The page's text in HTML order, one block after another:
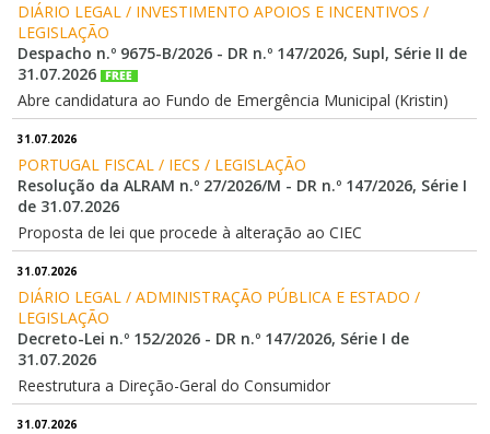
DIÁRIO LEGAL / INVESTIMENTO APOIOS E INCENTIVOS /
LEGISLAÇÃO
Despacho n.º 9675-B/2026 - DR n.º 147/2026, Supl, Série II de
31.07.2026
Abre candidatura ao Fundo de Emergência Municipal (Kristin)
31.07.2026
PORTUGAL FISCAL / IECS / LEGISLAÇÃO
Resolução da ALRAM n.º 27/2026/M - DR n.º 147/2026, Série I
de 31.07.2026
Proposta de lei que procede à alteração ao CIEC
31.07.2026
DIÁRIO LEGAL / ADMINISTRAÇÃO PÚBLICA E ESTADO /
LEGISLAÇÃO
Decreto-Lei n.º 152/2026 - DR n.º 147/2026, Série I de
31.07.2026
Reestrutura a Direção-Geral do Consumidor
31.07.2026